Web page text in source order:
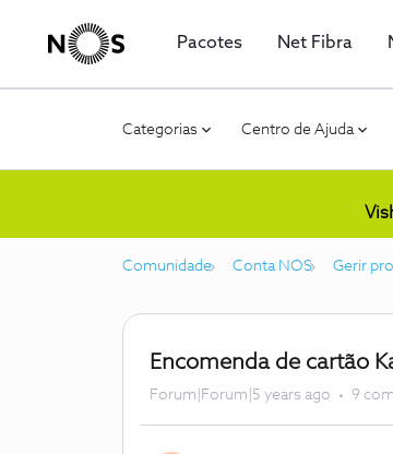
Pacotes Net Fibra
Categorias Centro de Ajuda
Comunidade Conta NOS Gerir
Encomenda de cartão
Forum|Forum|5 years ago 9